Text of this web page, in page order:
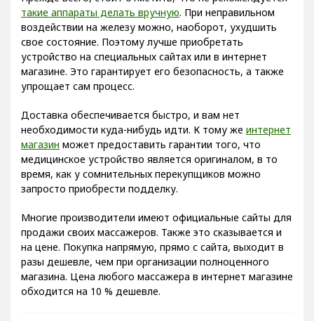
такие аппараты делать вручную. При неправильном
воздействии на железу можно, наоборот, ухудшить
свое состояние. Поэтому лучше приобретать
устройство на специальных сайтах или в интернет
магазине. Это гарантирует его безопасность, а также
упрощает сам процесс.
Доставка обеспечивается быстро, и вам нет
необходимости куда-нибудь идти. К тому же интернет
магазин может предоставить гарантии того, что
медицинское устройство является оригиналом, в то
время, как у сомнительных перекупщиков можно
запросто приобрести подделку.
Многие производители имеют официальные сайты для
продажи своих массажеров. Также это сказывается и
на цене. Покупка напрямую, прямо с сайта, выходит в
разы дешевле, чем при организации полноценного
магазина. Цена любого массажера в интернет магазине
обходится на 10 % дешевле.